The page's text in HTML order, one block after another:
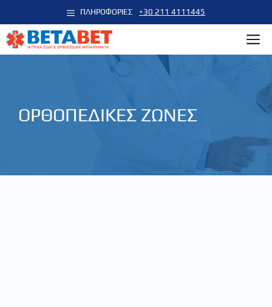
σε
περιεχόμενο
+30 211 4111445
ΠΛΗΡΟΦΟΡΙΕΣ
ΟΡΘΟΠΕΔΙΚΕΣ ΖΩΝΕΣ